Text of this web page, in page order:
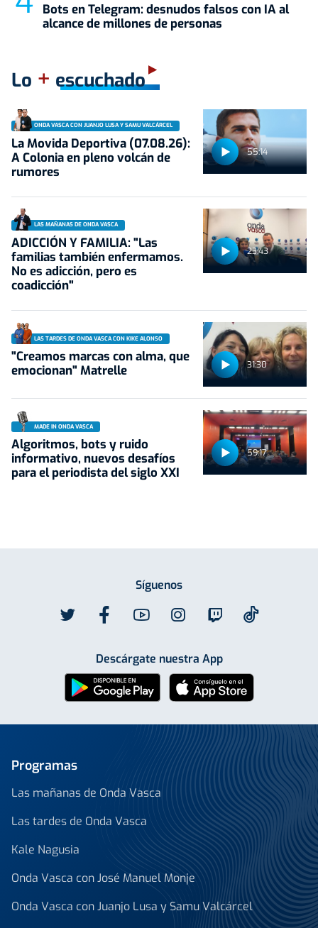
Bots en Telegram: desnudos falsos con IA al
alcance de millones de personas
Lo + escuchado
55:14
ONDA VASCA CON JUANJO LUSA Y SAMU VALCÁRCEL
La Movida Deportiva (07.08.26):
A Colonia en pleno volcán de
rumores
23:43
LAS MAÑANAS DE ONDA VASCA
ADICCIÓN Y FAMILIA: "Las
familias también enfermamos.
No es adicción, pero es
coadicción"
31:30
LAS TARDES DE ONDA VASCA CON KIKE ALONSO
"Creamos marcas con alma, que
emocionan" Matrelle
59:17
MADE IN ONDA VASCA
Algoritmos, bots y ruido
informativo, nuevos desafíos
para el periodista del siglo XXI
Síguenos
Descárgate nuestra App
Programas
Las mañanas de Onda Vasca
Las tardes de Onda Vasca
Kale Nagusia
Onda Vasca con José Manuel Monje
Onda Vasca con Juanjo Lusa y Samu Valcárcel